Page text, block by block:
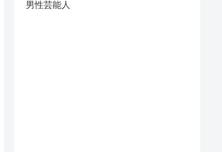
男性芸能人